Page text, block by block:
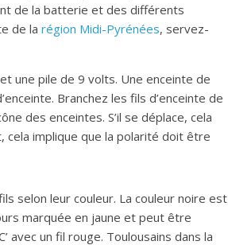
de la batterie et des différents
de la région Midi-Pyrénées, servez-
une pile de 9 volts. Une enceinte de
Branchez les fils d’enceinte de
des enceintes. S’il se déplace, cela
cela implique que la polarité doit être
selon leur couleur. La couleur noire est
marquée en jaune et peut être
avec un fil rouge. Toulousains dans la